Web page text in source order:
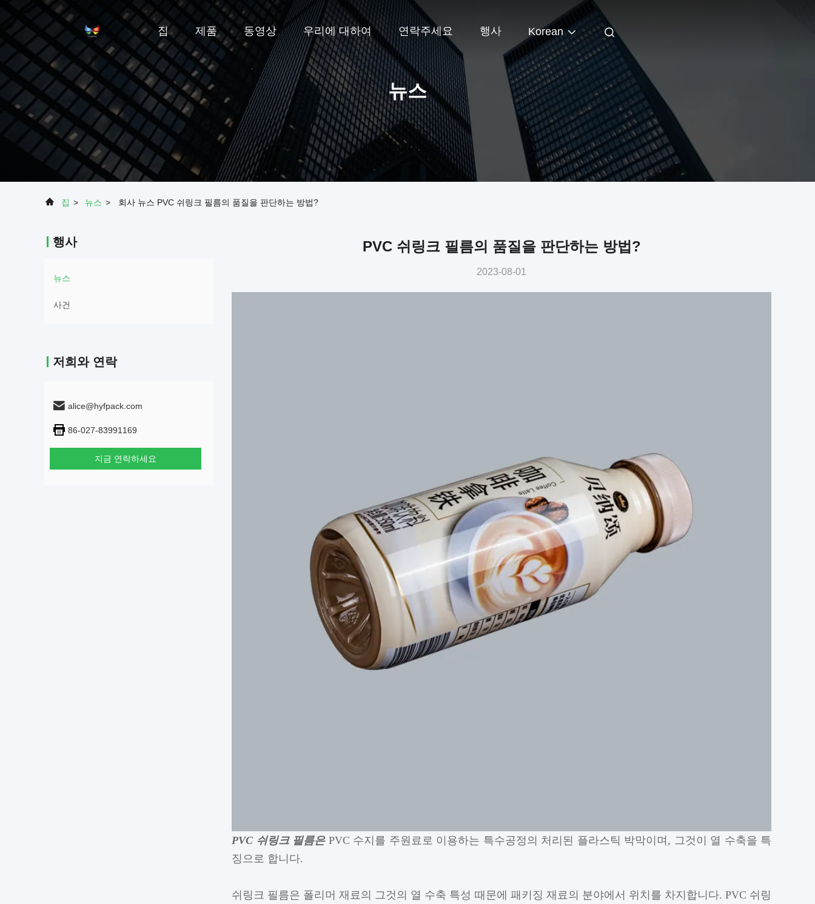
집 제품 동영상 우리에 대하여 연락주세요 행사 Korean
뉴스
집 > 뉴스 > 회사 뉴스 PVC 쉬링크 필름의 품질을 판단하는 방법?
행사
뉴스
사건
저희와 연락
alice@hyfpack.com
86-027-83991169
지금 연락하세요
PVC 쉬링크 필름의 품질을 판단하는 방법?
2023-08-01
PVC 쉬링크 필름은PVC 수지를 주원료로 이용하는 특수공정의 처리된 플라스틱 박막이며, 그것이 열 수축을 특
징으로 합니다.
쉬링크 필름은 폴리머 재료의 그것의 열 수축 특성 때문에 패키징 재료의 분야에서 위치를 차지합니다. PVC 쉬링